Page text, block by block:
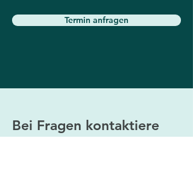
Termin anfragen
Bei Fragen kontaktiere
mich gerne